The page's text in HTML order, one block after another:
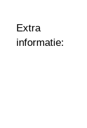
Extra
informatie: